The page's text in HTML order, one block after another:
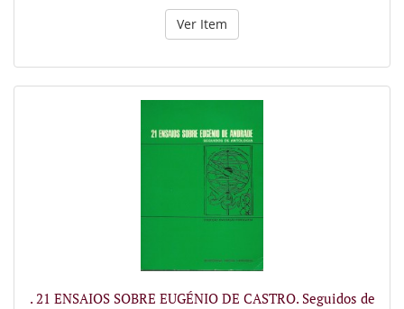
Ver Item
. 21 ENSAIOS SOBRE EUGÉNIO DE CASTRO. Seguidos de